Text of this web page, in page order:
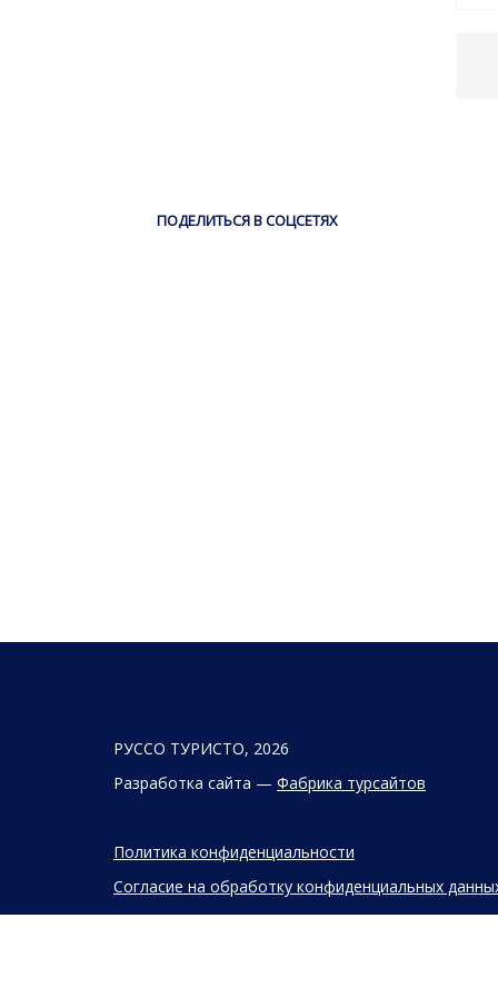
ПОДЕЛИТЬСЯ В СОЦСЕТЯХ
РУССО ТУРИСТО, 2026
Разработка сайта — Фабрика турсайтов
Политика конфиденциальности
Согласие на обработку конфиденциальных
Старый сайт